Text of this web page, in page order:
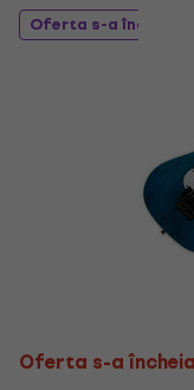
Oferta s-a încheiat
Oferta s-a